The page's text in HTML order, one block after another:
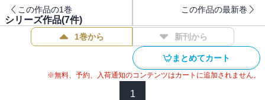
この作品の1巻 この作品の最新巻
シリーズ作品(7件)
1巻から 新刊から
まとめてカート
※無料、予約、入荷通知のコンテンツはカートに追加されません。
1